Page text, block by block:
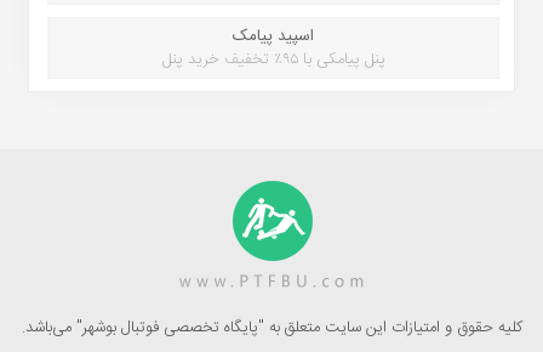
اسپید پیامک
پنل پیامکی با ۹۵٪ تخفیف خرید پنل
کلیه حقوق و امتیازات این سایت متعلق به "پایگاه تخصصی فوتبال بوشهر" می‌باشد.